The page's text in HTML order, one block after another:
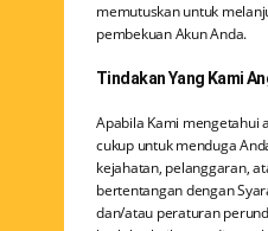
memutuskan untuk
pembekuan Akun Anda.
Tindakan Yang Kami
Apabila Kami mengetahui
cukup untuk menduga
kejahatan, pelanggaran,
bertentangan dengan
dan/atau peraturan